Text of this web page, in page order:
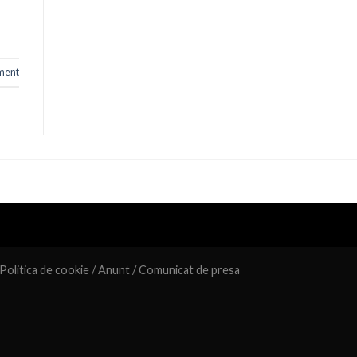
Politica de cookie /Anunt /Comunicat de presa